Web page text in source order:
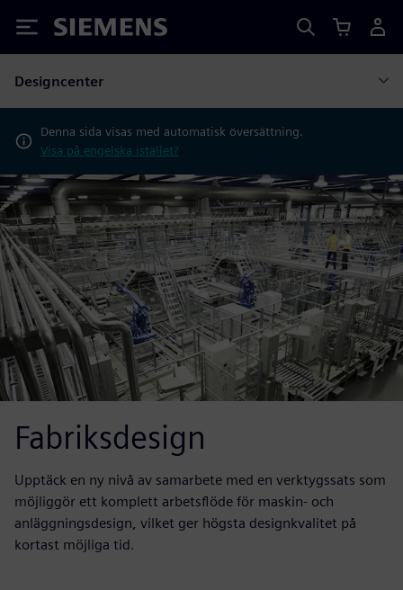
Siemens
Designcenter
Denna sida visas med automatisk översättning.
Visa på engelska istället?
Fabriksdesign
Upptäck en ny nivå av samarbete med en verktygssats som
möjliggör ett komplett arbetsflöde för maskin- och
anläggningsdesign, vilket ger högsta designkvalitet på
kortast möjliga tid.